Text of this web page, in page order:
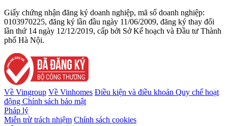
Giấy chứng nhận đăng ký doanh nghiệp, mã số doanh nghiệp:
0103970225, đăng ký lần đầu ngày 11/06/2009, đăng ký thay đổi
lần thứ 14 ngày 12/12/2019, cấp bởi Sở Kế hoạch và Đầu tư Thành
phố Hà Nội.
Về Vingroup Về Vinhomes Điều kiện và điều khoản Quy chế hoạt
động Chính sách bảo mật
Pháp lý
Miễn trừ trách nhiệm Chính sách cookies